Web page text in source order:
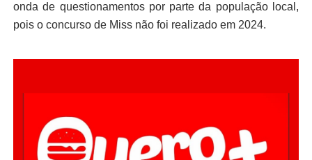
onda de questionamentos por parte da população local,
pois o concurso de Miss não foi realizado em 2024.